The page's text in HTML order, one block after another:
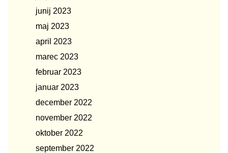
junij 2023
maj 2023
april 2023
marec 2023
februar 2023
januar 2023
december 2022
november 2022
oktober 2022
september 2022